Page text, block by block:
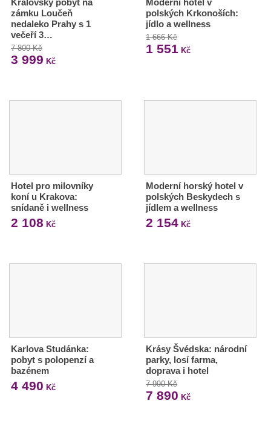
zámku Loučeň
nedaleko Prahy s 1
večeří 3…
7 800 Kč
3 999 Kč
polských Krkonoších:
jídlo a wellness
1 666 Kč
1 551 Kč
Hotel pro milovníky
koní u Krakova:
snídaně i wellness
2 108 Kč
Moderní horský hotel v
polských Beskydech s
jídlem a wellness
2 154Kč
Karlova Studánka:
pobyt s polopenzí a
bazénem
4 490 Kč
Krásy Švédska: národní
parky, losí farma,
doprava i hotel
7 990 Kč
7 890 Kč